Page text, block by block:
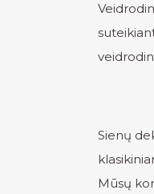
Sienų
Mūsų